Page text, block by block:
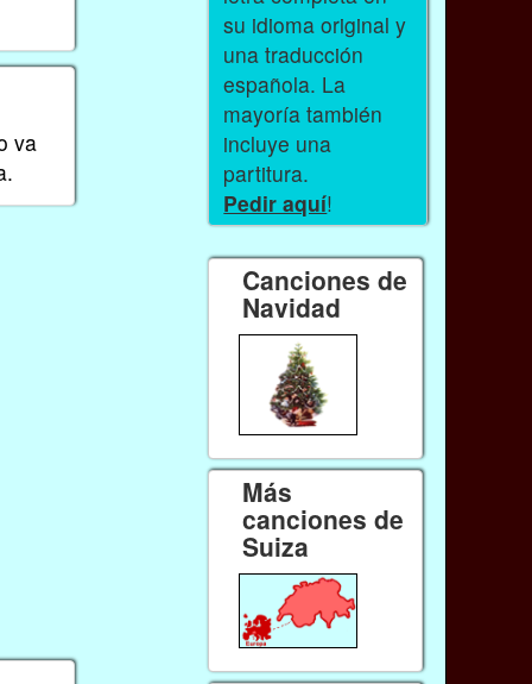
va
su idioma original y
una traducción
española. La
mayoría también
incluye una
partitura.
Pedir aquí!
Canciones de
Navidad
Más
canciones de
Suiza